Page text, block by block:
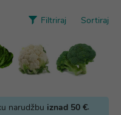
Filtriraj Sortiraj
narudžbu iznad 50 €.